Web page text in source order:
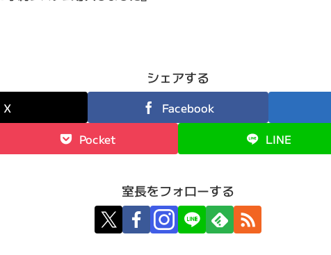
シェアする
X Facebook
Pocket
LINE
室長をフォローする